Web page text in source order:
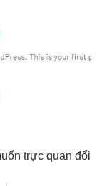
trực quan đổi